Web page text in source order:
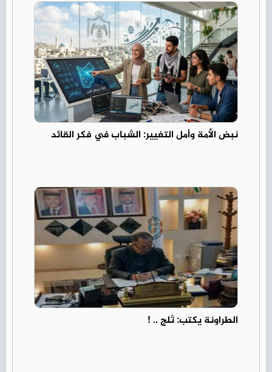
نبض الأمة وأمل التغيير: الشباب في فكر القائد
الطراونة يكتب: ثلج .. !